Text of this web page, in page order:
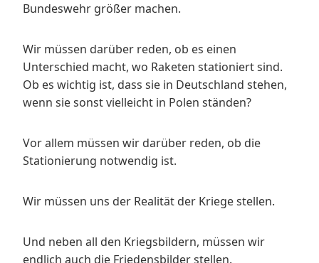
Bundeswehr größer machen.
Wir müssen darüber reden, ob es einen
Unterschied macht, wo Raketen stationiert sind.
Ob es wichtig ist, dass sie in Deutschland stehen,
wenn sie sonst vielleicht in Polen ständen?
Vor allem müssen wir darüber reden, ob die
Stationierung notwendig ist.
Wir müssen uns der Realität der Kriege stellen.
Und neben all den Kriegsbildern, müssen wir
endlich auch die Friedensbilder stellen.